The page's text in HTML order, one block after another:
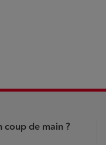
coup de main ?